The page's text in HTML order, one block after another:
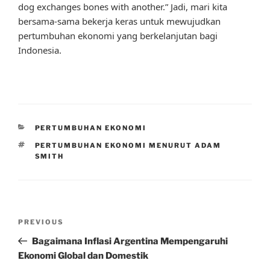
dog exchanges bones with another.” Jadi, mari kita
bersama-sama bekerja keras untuk mewujudkan
pertumbuhan ekonomi yang berkelanjutan bagi
Indonesia.
CATEGORIES
PERTUMBUHAN EKONOMI
TAGS
PERTUMBUHAN EKONOMI MENURUT ADAM
SMITH
Previous
Post
PREVIOUS
Bagaimana Inflasi Argentina Mempengaruhi
Ekonomi Global dan Domestik